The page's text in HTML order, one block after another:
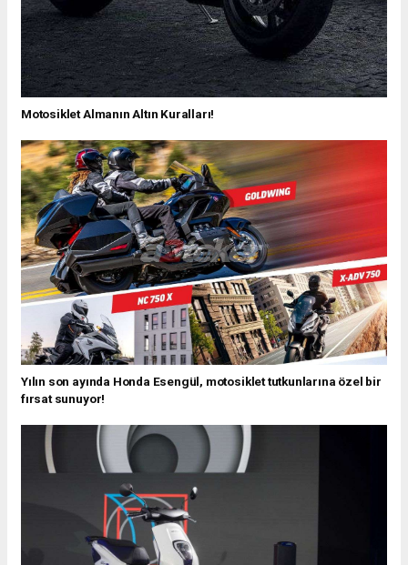
Motosiklet Almanın Altın Kuralları!
Yılın son ayında Honda Esengül, motosiklet tutkunlarına özel bir
fırsat sunuyor!